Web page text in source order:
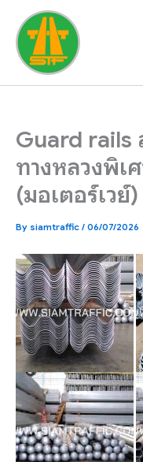
content
Guard rails
ทางหลวงพิเ
(มอเตอร์เวย์)
By siamtraffic / 06/07/2026